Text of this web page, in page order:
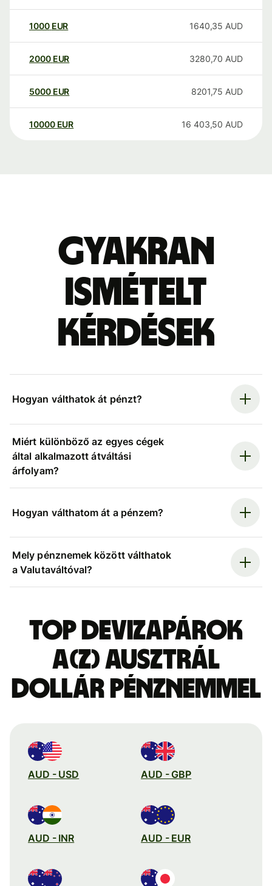
1000 EUR 1640,35 AUD
2000 EUR 3280,70 AUD
5000 EUR 8201,75 AUD
10000 EUR 16 403,50 AUD
Gyakran
ismételt
kérdések
Hogyan válthatok át pénzt?
Miért különböző az egyes cégek
által alkalmazott átváltási
árfolyam?
Hogyan válthatom át a pénzem?
Mely pénznemek között válthatok
a Valutaváltóval?
Top devizapárok
a(z) ausztrál
dollár pénznemmel
AUD - USD AUD - GBP
AUD - INR AUD - EUR